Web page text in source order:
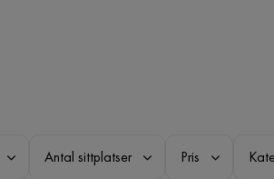
Antal sittplatser Pris